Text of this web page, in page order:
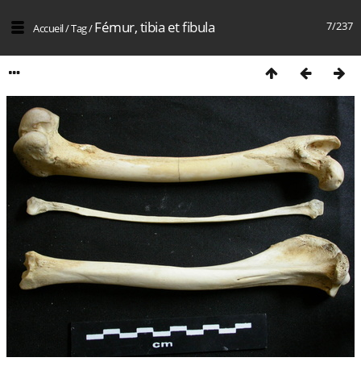
7/237
Accueil/Tag/Fémur, tibia et fibula